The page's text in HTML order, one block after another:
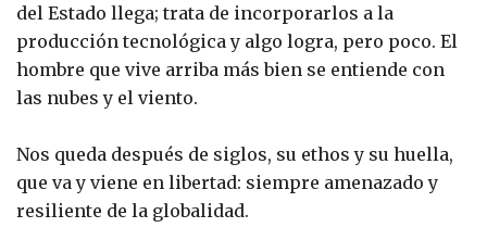
del Estado llega; trata de incorporarlos a la
producción tecnológica y algo logra, pero poco. El
hombre que vive arriba más bien se entiende con
las nubes y el viento.
Nos queda después de siglos, su ethos y su huella,
que va y viene en libertad: siempre amenazado y
resiliente de la globalidad.